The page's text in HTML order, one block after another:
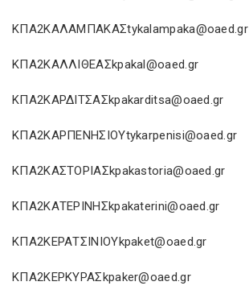
ΚΠΑ2ΚΑΛΑΜΠΑΚΑΣtykalampaka@oaed.gr
ΚΠΑ2ΚΑΛΛΙΘΕΑΣkpakal@oaed.gr
ΚΠΑ2ΚΑΡΔΙΤΣΑΣkpakarditsa@oaed.gr
ΚΠΑ2ΚΑΡΠΕΝΗΣΙΟΥtykarpenisi@oaed.gr
ΚΠΑ2ΚΑΣΤΟΡΙΑΣkpakastoria@oaed.gr
ΚΠΑ2ΚΑΤΕΡΙΝΗΣkpakaterini@oaed.gr
ΚΠΑ2ΚΕΡΑΤΣΙΝΙΟΥkpaket@oaed.gr
ΚΠΑ2ΚΕΡΚΥΡΑΣkpaker@oaed.gr